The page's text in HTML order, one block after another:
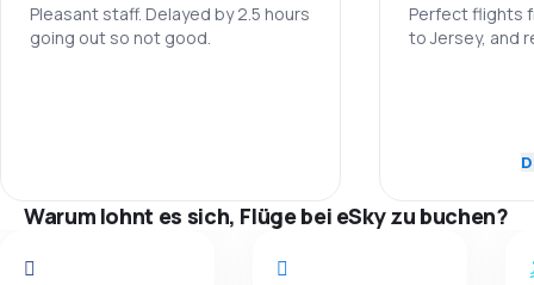
Reisekomfort 4,0
Pleasant staff. Delayed by 2.5 hours
going out so not good.
Perfect flights
to Jersey, and
Flugnetz
Warum lohnt es sich, Flüge bei eSky zu buchen?